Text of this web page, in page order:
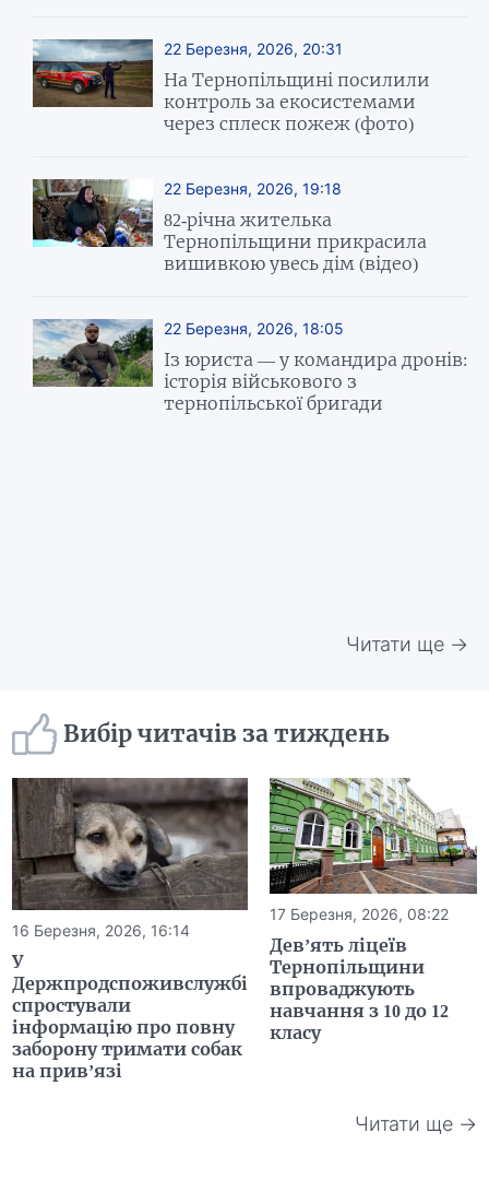
22 Березня, 2026, 20:31
На Тернопільщині посилили
контроль за екосистемами
через сплеск пожеж (фото)
22 Березня, 2026, 19:18
82-річна жителька
Тернопільщини прикрасила
вишивкою увесь дім (відео)
22 Березня, 2026, 18:05
Із юриста — у командира дронів:
історія військового з
тернопільської бригади
Читати ще →
Вибір читачів за тиждень
16 Березня, 2026, 16:14
У
Держпродспоживслужбі
спростували
інформацію про повну
заборону тримати собак
на прив’язі
17 Березня, 2026, 08:22
Дев’ять ліцеїв
Тернопільщини
впроваджують
навчання з 10 до 12
класу
Читати ще →